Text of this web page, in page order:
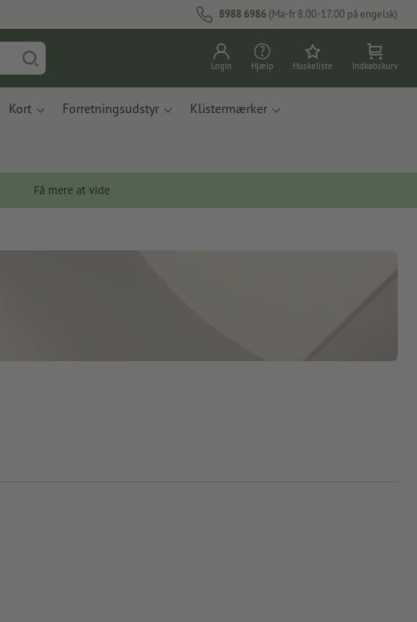
8988 6986 (Ma-fr 8.00-17.00 på engelsk)
Login Hjælp Huskeliste Indkøbskurv
Kort Forretningsudstyr Klistermærker
Få mere at vide